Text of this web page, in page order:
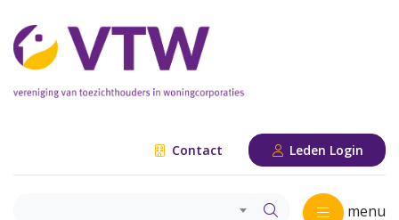
Contact Leden Login
menu